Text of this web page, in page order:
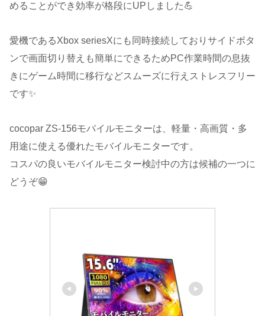
めることができ効率が格段にUPしました💪
愛機であるXbox seriesXにも同時接続しておりサイドボタ
ンで画面切り替えも簡単にできるためPC作業時間の息抜
きにゲーム時間に移行などスムーズに行えストレスフリー
です✨️
cocopar ZS-156モバイルモニターは、軽量・高画質・多
用途に使える優れたモバイルモニターです。
コスパの良いモバイルモニター検討中の方は候補の一つに
どうぞ😁